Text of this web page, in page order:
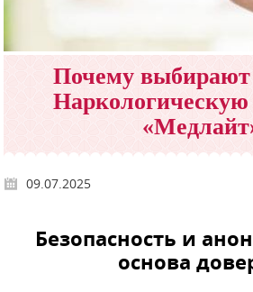
Почему
09.07.2025
Безопасность и
основа